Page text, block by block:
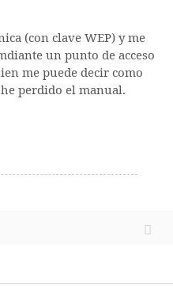
(con clave WEP) y me
un punto de acceso
me puede decir como
perdido el manual.